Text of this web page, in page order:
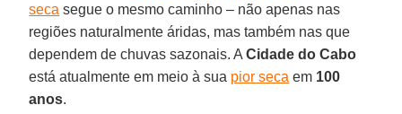
seca segue o mesmo caminho – não apenas nas
regiões naturalmente áridas, mas também nas que
dependem de chuvas sazonais. ACidade do Cabo
está atualmente em meio à sua pior seca em 100
anos.